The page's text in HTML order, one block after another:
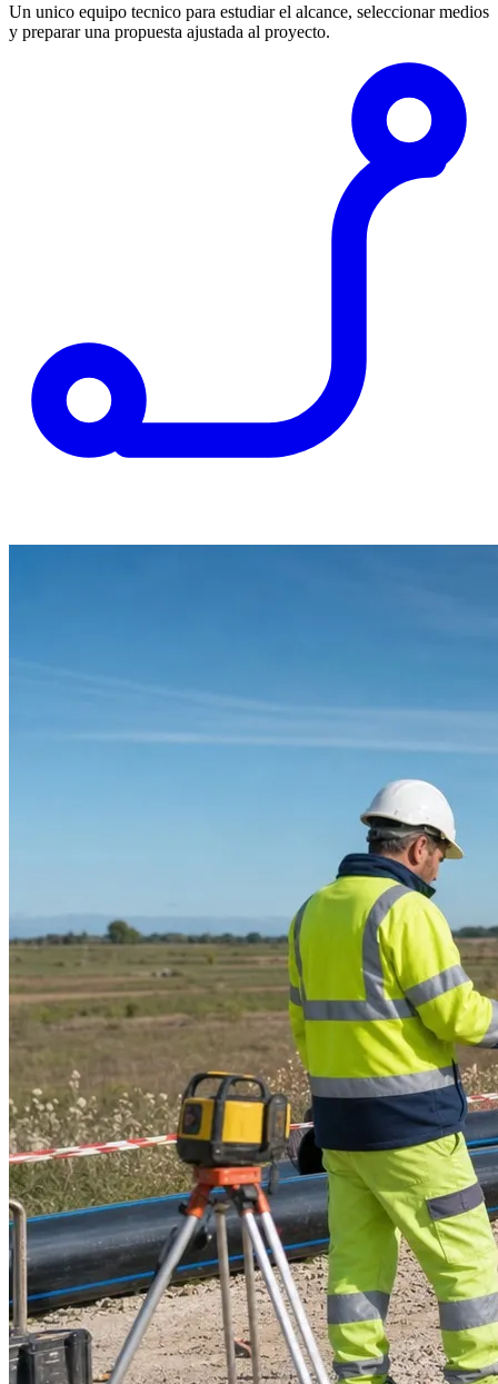
Un unico equipo tecnico para estudiar el alcance, seleccionar medios
y preparar una propuesta ajustada al proyecto.